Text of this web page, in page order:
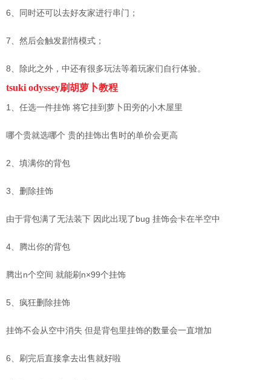
6、同时还可以去好友家进行串门；
7、然后会触发剧情模式；
8、除此之外，中还有很多玩法等着玩家们自行体验。
tsuki odyssey刷胡萝卜教程
1、任选一件挂饰 将它挂到萝卜田旁的小木屋里
哪个贵就选哪个 贵的挂饰出售时的单价会更高
2、填满你的背包
3、删除挂饰
由于背包满了无法装下 因此出现了bug 挂饰会卡在半空中
4、腾出你的背包
腾出n个空间 就能刷n×99个挂饰
5、疯狂删除挂饰
挂饰不会从空中消失 但是背包里挂饰的数量会一直增加
6、刷完后直接拿去出售就好啦